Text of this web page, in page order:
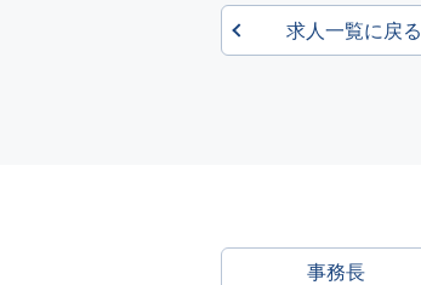
求人一覧に戻る
事務長